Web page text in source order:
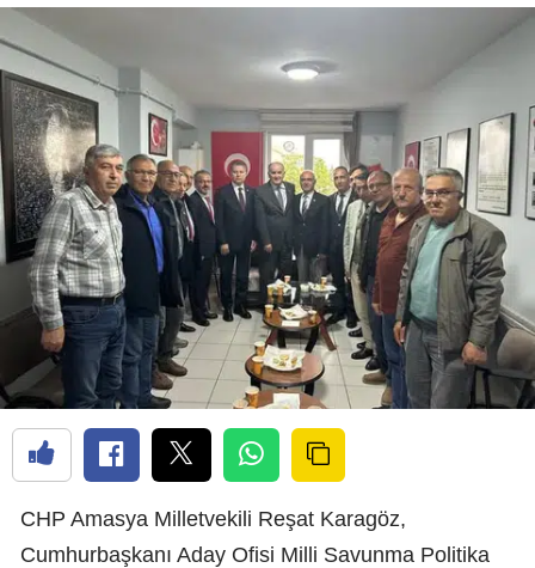
CHP Amasya Milletvekili Reşat Karagöz,
Cumhurbaşkanı Aday Ofisi Milli Savunma Politika